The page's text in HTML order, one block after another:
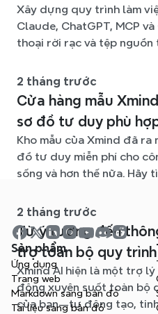
Xây dựng quy trình làm
Claude, ChatGPT, MCP
thoại rời rạc và tệp nguồn
2 tháng trước
Cửa hàng mẫu
sơ đồ tư duy phù
Kho mẫu của Xmind đã
đồ tư duy miễn phí cho
sống và hơn thế nữa. Hãy
2 tháng trước
Từ ý tưởng đến
trợ toàn bộ quy
Xmind AI hiện là một trợ
động xuyên suốt toàn bộ
của bạn—tự động tạo,
Sản phẩm
Ứng dụng
Trang web
Markdown sang bản đồ
Tài liệu sang bản đồ